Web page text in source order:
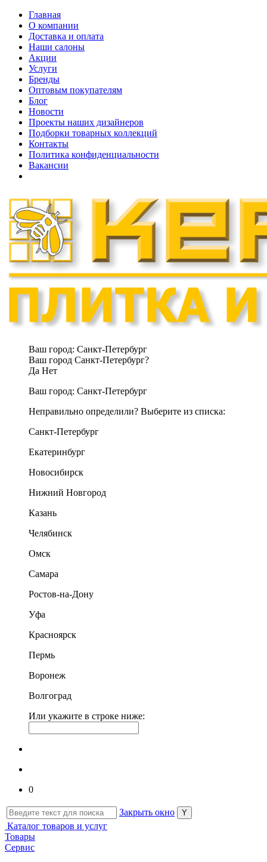
Главная
О компании
Доставка и оплата
Наши cалоны
Акции
Услуги
Бренды
Оптовым покупателям
Блог
Новости
Проекты наших дизайнеров
Подборки товарных коллекций
Контакты
Политика конфиденциальности
Вакансии
Ваш город: Санкт-Петербург
Ваш город Санкт-Петербург?
Да Нет
Ваш город: Санкт-Петербург
Неправильно определили? Выберите из списка:
Санкт-Петербург
Екатеринбург
Новосибирск
Нижний Новгород
Казань
Челябинск
Омск
Самара
Ростов-на-Дону
Уфа
Красноярск
Пермь
Воронеж
Волгоград
Или укажите в строке ниже:
0
Закрыть окно
Каталог товаров и услуг
Товары
Сервис